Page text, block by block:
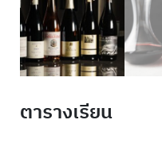
ตารางเรียน